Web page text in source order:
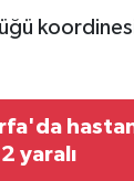
yaralı